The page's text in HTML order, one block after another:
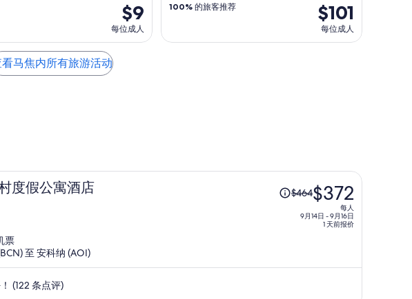
$9
每位成人
$101
每位成人
100% 的旅客推荐
马焦内所有旅游活动
度假公寓酒店
原
价
$464$372
每人
9月14日 - 9月16日
1 天前报价
票
至 安科纳 (AOI)
(122 条点评)